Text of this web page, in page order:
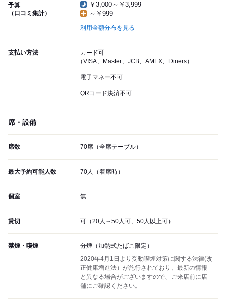
予算
（口コミ集計）
￥3,000～￥3,999
～￥999
利用金額分布を見る
支払い方法
カード可
（VISA、Master、JCB、AMEX、Diners）
電子マネー不可
QRコード決済不可
席・設備
席数 70席（全席テーブル）
最大予約可能人数 70人（着席時）
個室 無
貸切 可（20人～50人可、50人以上可）
禁煙・喫煙
分煙（加熱式たばこ限定）
2020年4月1日より受動喫煙対策に関する法律(改
正健康増進法）が施行されており、最新の情報
と異なる場合がございますので、ご来店前に店
舗にご確認ください。